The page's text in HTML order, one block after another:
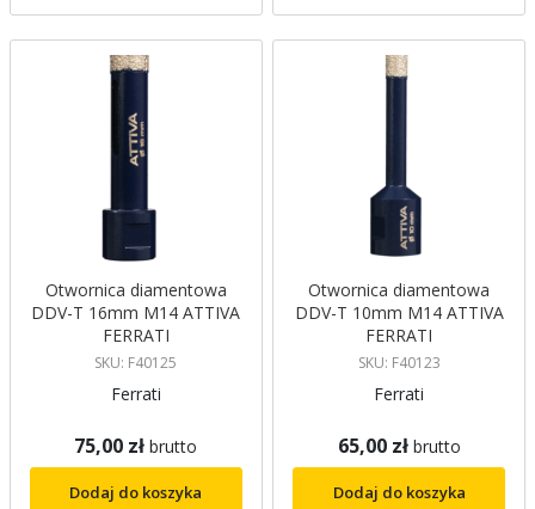
Otwornica diamentowa
DDV-T 16mm M14 ATTIVA
FERRATI
SKU: F40125
Ferrati
75,00 zł brutto
Dodaj do koszyka
Otwornica diamentowa
DDV-T 10mm M14 ATTIVA
FERRATI
SKU: F40123
Ferrati
65,00 zł brutto
Dodaj do koszyka